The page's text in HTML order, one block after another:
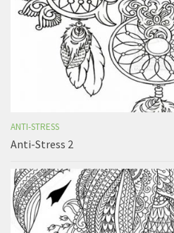
ANTI-STRESS
Anti-Stress 2